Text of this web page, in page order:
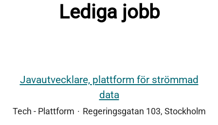
Lediga jobb
Javautvecklare, plattform för strömmad
data
Tech - Plattform · Regeringsgatan 103, Stockholm